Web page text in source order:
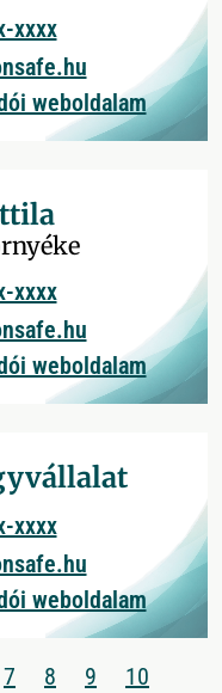
xxxx
weboldalam
xxxx
weboldalam
xxxx
weboldalam
7 8 9 10